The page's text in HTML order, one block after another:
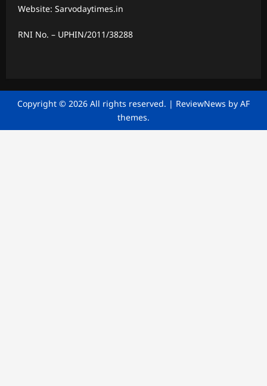
Website: Sarvodaytimes.in
RNI No. – UPHIN/2011/38288
Copyright © 2026 All rights reserved. | ReviewNews by AF
themes.